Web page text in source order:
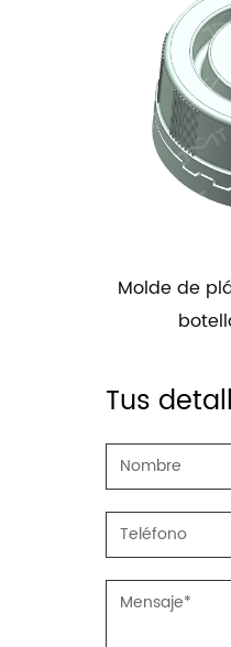
Molde
Tus